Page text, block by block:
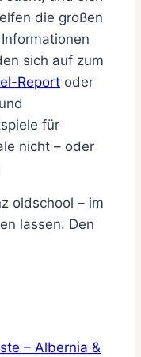
die großen
sich auf zum
Report oder
für
nicht – oder
oldschool – im
lassen. Den
– Albernia &